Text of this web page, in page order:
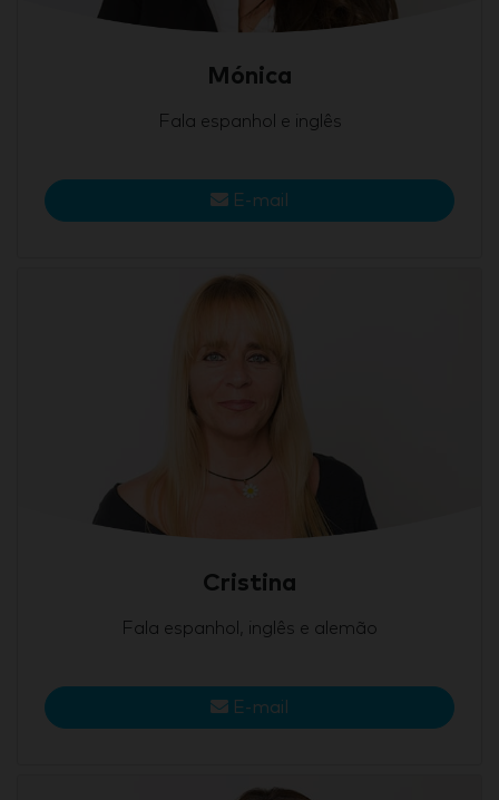
Mónica
Fala espanhol e inglês
E-mail
Cristina
Fala espanhol, inglês e alemão
E-mail